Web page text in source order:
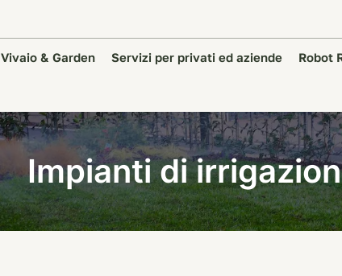
Vivaio & Garden Servizi per privati ed aziende Robot
Impianti di